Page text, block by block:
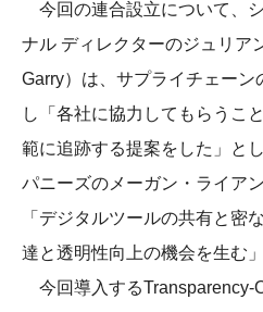
今回の連合設立について、
ナル ディレクターのジュリア
Garry）は、サプライチェー
し「各社に協力してもらうこ
範に追跡する提案をした」と
パニーズのメーガン・ライア
「デジタルツールの共有と密
達と透明性向上の機会を生む
今回導入するTransparency-